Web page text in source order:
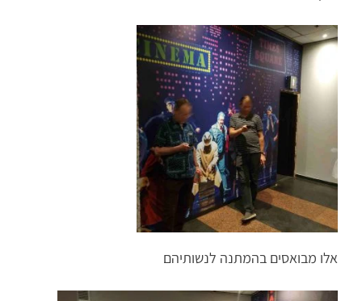
אלו מבואסים בהמתנה לנשותיהם